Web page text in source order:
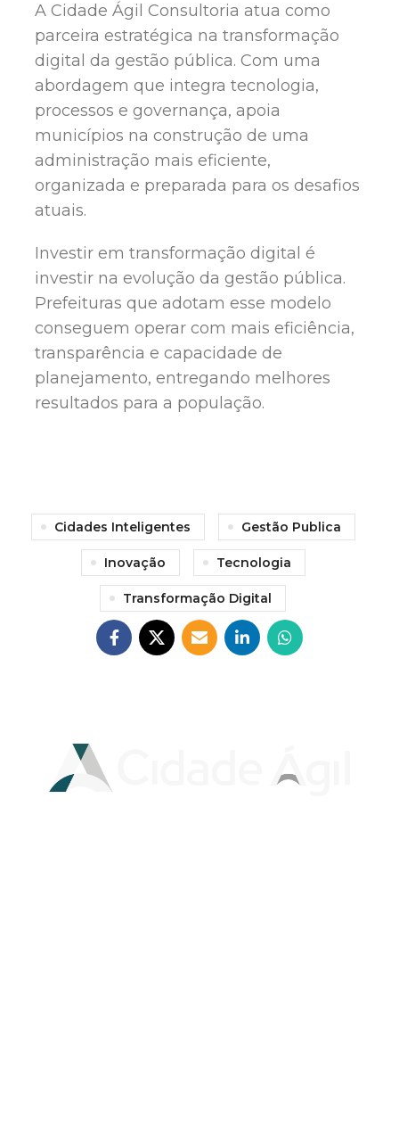
A Cidade Ágil Consultoria atua como
parceira estratégica na transformação
digital da gestão pública. Com uma
abordagem que integra tecnologia,
processos e governança, apoia
municípios na construção de uma
administração mais eficiente,
organizada e preparada para os desafios
atuais.
Investir em transformação digital é
investir na evolução da gestão pública.
Prefeituras que adotam esse modelo
conseguem operar com mais eficiência,
transparência e capacidade de
planejamento, entregando melhores
resultados para a população.
Cidades Inteligentes Gestão Publica
Inovação Tecnologia
Transformação Digital